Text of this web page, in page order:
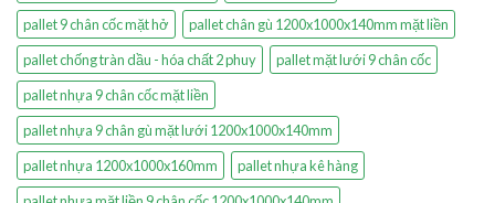
pallet 9 chân cốc mặt hở
pallet chân gù 1200x1000x140mm mặt liền
pallet chống tràn dầu - hóa chất 2 phuy
pallet mặt lưới 9 chân cốc
pallet nhựa 9 chân cốc mặt liền
pallet nhựa 9 chân gù mặt lưới 1200x1000x140mm
pallet nhựa 1200x1000x160mm
pallet nhựa kê hàng